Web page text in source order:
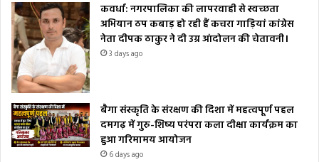
कवर्धा: नगरपालिका की लापरवाही से स्वच्छता
अभियान ठप कबाड़ हो रही हैं कचरा गाड़ियां कांग्रेस
नेता दीपक ठाकुर ने दी उग्र आंदोलन की चेतावनी।
3 days ago
बैगा संस्कृति के संरक्षण की दिशा में महत्वपूर्ण पहल
दमगढ़ में गुरु-शिष्य परंपरा कला दीक्षा कार्यक्रम का
हुआ गरिमामय आयोजन
6 days ago